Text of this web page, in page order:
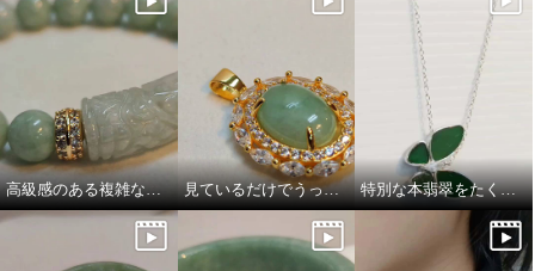
高級感のある複雑な彫刻 見ているだけでうっとりキラキラ 特別な本翡翠をたくさん使用